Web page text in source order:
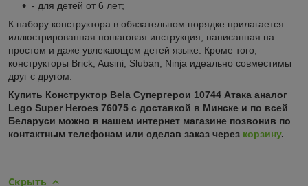
- для детей от 6 лет;
К набору конструктора в обязательном порядке прилагается
иллюстрированная пошаговая инструкция, написанная на
простом и даже увлекающем детей языке. Кроме того,
конструкторы Brick, Ausini, Sluban, Ninja идеально совместимы
друг с другом.
Купить Конструктор Bela Супергерои 10744 Атака аналог
Lego Super Heroes 76075 с доставкой в Минске и по всей
Беларуси можно в нашем интернет магазине позвонив по
контактным телефонам или сделав заказ через корзину.
Скрыть